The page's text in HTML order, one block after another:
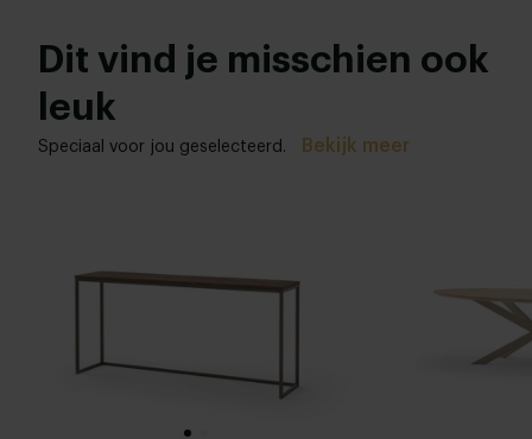
Dit vind je misschien ook
leuk
Speciaal voor jou geselecteerd. Bekijk meer